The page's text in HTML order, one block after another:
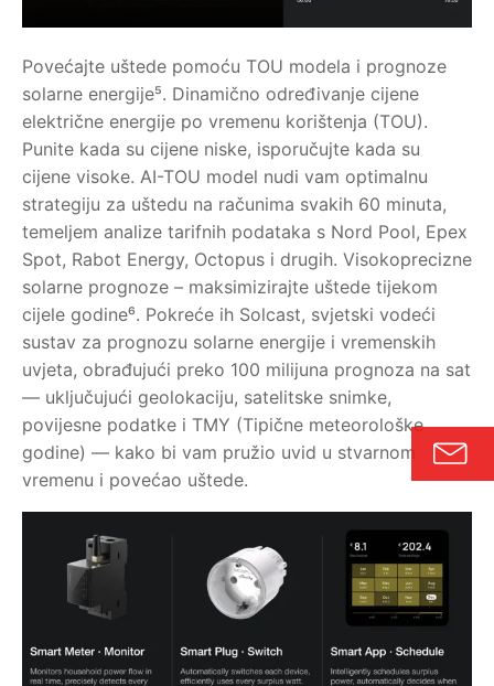
Povećajte uštede pomoću TOU modela i prognoze
solarne energije⁵. Dinamično određivanje cijene
električne energije po vremenu korištenja (TOU).
Punite kada su cijene niske, isporučujte kada su
cijene visoke. AI-TOU model nudi vam optimalnu
strategiju za uštedu na računima svakih 60 minuta,
temeljem analize tarifnih podataka s Nord Pool, Epex
Spot, Rabot Energy, Octopus i drugih. Visokoprecizne
solarne prognoze – maksimizirajte uštede tijekom
cijele godine⁶. Pokreće ih Solcast, svjetski vodeći
sustav za prognozu solarne energije i vremenskih
uvjeta, obrađujući preko 100 milijuna prognoza na sat
— uključujući geolokaciju, satelitske snimke,
povijesne podatke i TMY (Tipične meteorološke
godine) — kako bi vam pružio uvid u stvarnom
vremenu i povećao uštede.